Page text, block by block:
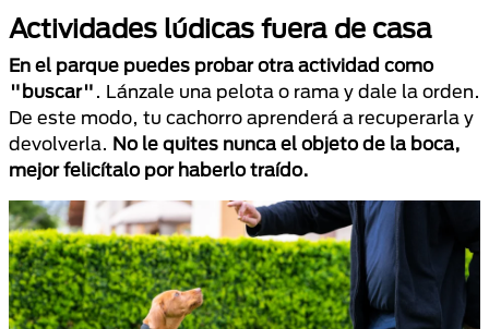
Actividades lúdicas fuera de casa
En el parque puedes probar otra actividad como
"buscar" . Lánzale una pelota o rama y dale la orden.
De este modo, tu cachorro aprenderá a recuperarla y
devolverla. No le quites nunca el objeto de la boca,
mejor felicítalo por haberlo traído.